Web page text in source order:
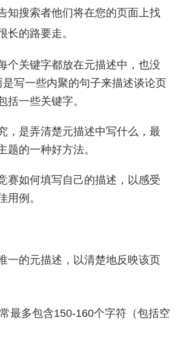
知搜索者他们将在您的页面上找
长的路要走。
个关键字都放在元描述中，也没
写一些内聚的句子来描述谈论页
括一些关键字。
，是弄清楚元描述中写什么，最
题的一种好方法。
赛如何填写自己的描述，以感受
用例。
一的元描述，以清楚地反映该页
最多包含150-160个字符（包括空